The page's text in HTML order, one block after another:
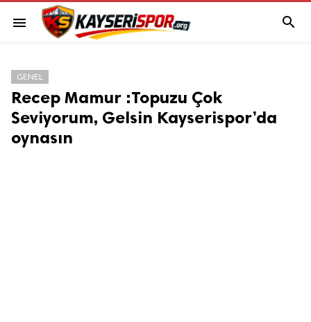
menu 
GENEL
Recep Mamur :Topuzu Çok
Seviyorum, Gelsin Kayserispor’da
oynasın